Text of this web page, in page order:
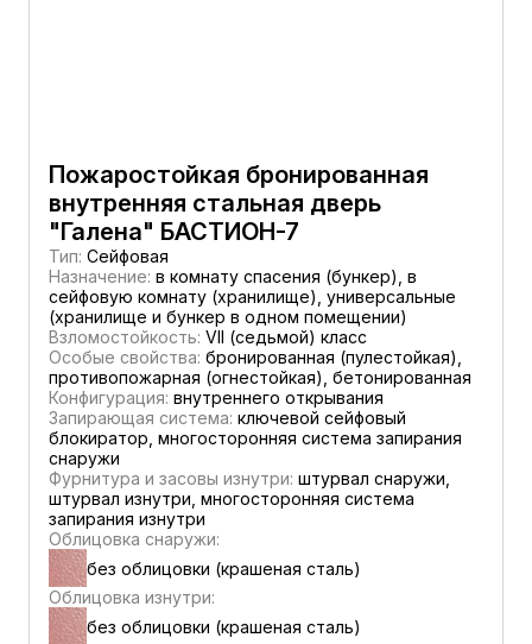
Пожаростойкая бронированная
внутренняя стальная дверь
"Галена" БАСТИОН-7
Тип: Сейфовая
Назначение: в комнату спасения (бункер), в
сейфовую комнату (хранилище), универсальные
(хранилище и бункер в одном помещении)
Взломостойкость: VII (седьмой) класс
Особые свойства: бронированная (пулестойкая),
противопожарная (огнестойкая), бетонированная
Конфигурация: внутреннего открывания
Запирающая система: ключевой сейфовый
блокиратор, многосторонняя система запирания
снаружи
Фурнитура и засовы изнутри: штурвал снаружи,
штурвал изнутри, многосторонняя система
запирания изнутри
Облицовка снаружи:
без облицовки (крашеная сталь)
Облицовка изнутри:
без облицовки (крашеная сталь)